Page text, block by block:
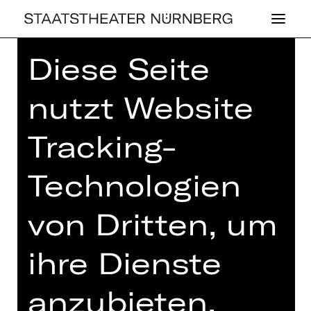
Home>Haus >Künstler*innen
Stephan Schäfer
SCHAUSPIEL
STE­PHAN SCHÄ­
FER
Diese Seite
nutzt Website
Tracking-
Technologien
von Dritten, um
ihre Dienste
anzubieten,